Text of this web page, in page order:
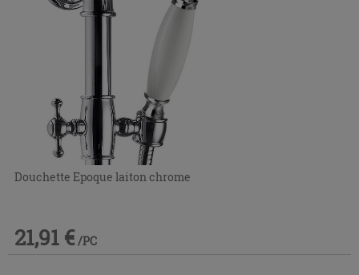
Douchette Epoque laiton chrome
21,91 € /PC